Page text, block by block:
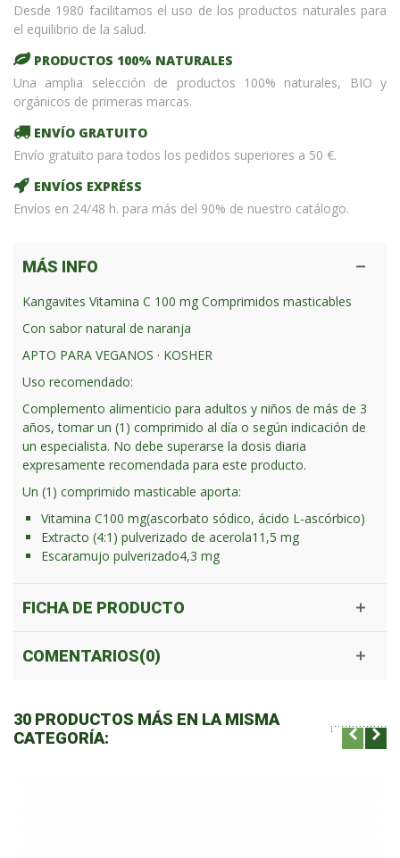
Desde 1980 facilitamos el uso de los productos naturales para
el equilibrio de la salud.
PRODUCTOS 100% NATURALES
Una amplia selección de productos 100% naturales, BIO y
orgánicos de primeras marcas.
ENVÍO GRATUITO
Envío gratuito para todos los pedidos superiores a 50 €.
ENVÍOS EXPRÉSS
Envíos en 24/48 h. para más del 90% de nuestro catálogo.
MÁS INFO
Kangavites Vitamina C 100 mg Comprimidos masticables
Con sabor natural de naranja
APTO PARA VEGANOS · KOSHER
Uso recomendado:
Complemento alimenticio para adultos y niños de más de 3
años, tomar un (1) comprimido al día o según indicación de
un especialista. No debe superarse la dosis diaria
expresamente recomendada para este producto.
Un (1) comprimido masticable aporta:
Vitamina C100 mg(ascorbato sódico, ácido L-ascórbico)
Extracto (4:1) pulverizado de acerola11,5 mg
Escaramujo pulverizado4,3 mg
FICHA DE PRODUCTO
COMENTARIOS(0)
30 PRODUCTOS MÁS EN LA MISMA
CATEGORÍA: